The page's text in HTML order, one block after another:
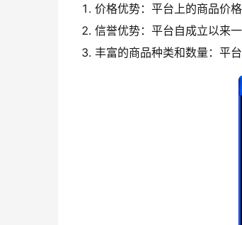
价格优势：平台上的商品价
信誉优势：平台自成立以来
丰富的商品种类和数量：平